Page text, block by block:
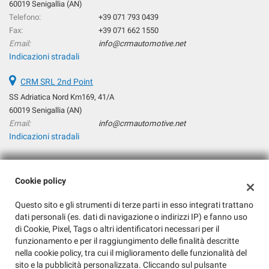
60019 Senigallia (AN)
Telefono:
+39 071 793 0439
Fax:
+39 071 662 1550
Email:
info@crmautomotive.net
Indicazioni stradali
CRM SRL 2nd Point
SS Adriatica Nord Km169, 41/A
60019 Senigallia (AN)
Email:
info@crmautomotive.net
Indicazioni stradali
Dati fiscali:
Via Podesti, 197, Senigallia (AN)
C.F/P.IVA:04288370960
Registro delle imprese:AN
Cookie policy
Questo sito e gli strumenti di terze parti in esso integrati trattano
dati personali (es. dati di navigazione o indirizzi IP) e fanno uso
di Cookie, Pixel, Tags o altri identificatori necessari per il
funzionamento e per il raggiungimento delle finalità descritte
nella cookie policy, tra cui il miglioramento delle funzionalità del
sito e la pubblicità personalizzata. Cliccando sul pulsante
Salva
le
impostazioni